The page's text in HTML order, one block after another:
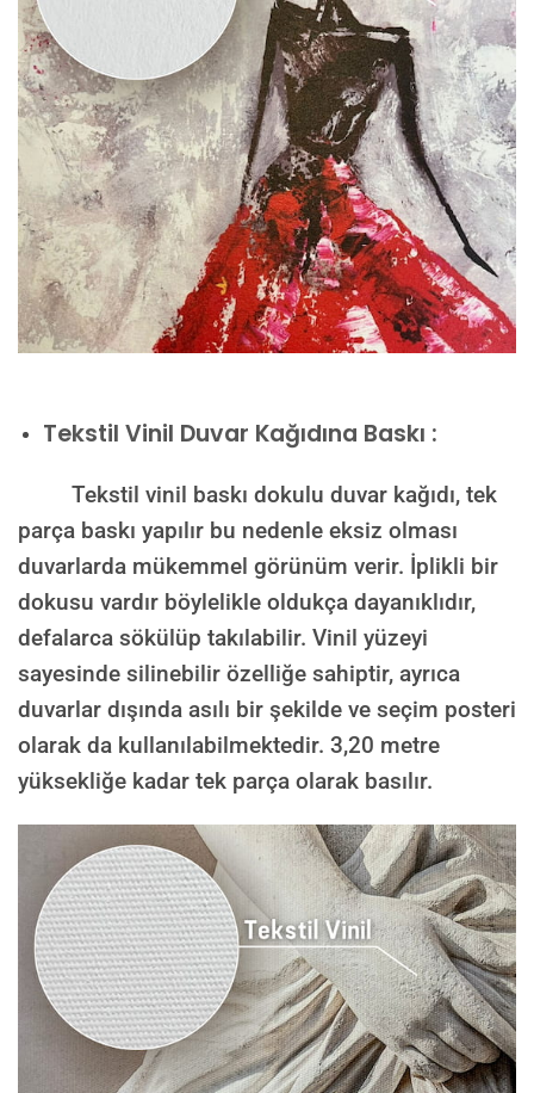
Tekstil Vinil Duvar Kağıdına Baskı :
Tekstil vinil baskı dokulu duvar kağıdı, tek
parça baskı yapılır bu nedenle eksiz olması
duvarlarda mükemmel görünüm verir. İplikli bir
dokusu vardır böylelikle oldukça dayanıklıdır,
defalarca sökülüp takılabilir. Vinil yüzeyi
sayesinde silinebilir özelliğe sahiptir, ayrıca
duvarlar dışında asılı bir şekilde ve seçim posteri
olarak da kullanılabilmektedir. 3,20 metre
yüksekliğe kadar tek parça olarak basılır.